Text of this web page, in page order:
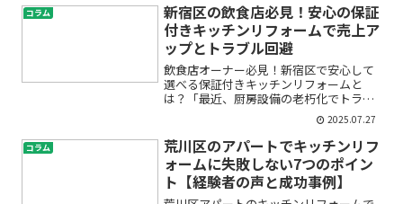
コラム
新宿区の飲食店必見！安心の保証
付きキッチンリフォームで売上ア
ップとトラブル回避
飲食店オーナー必見！新宿区で安心して
選べる保証付きキッチンリフォームと
は？「最近、厨房設備の老朽化でトラブ
ルが続いている」「キッチンを改修した
いけど、どこに頼めば安心なのか分から
ない」「リフォーム後に不具合が出たら
どうしよう…」──飲食店の...
2025.07.27
コラム
荒川区のアパートでキッチンリフ
ォームに失敗しない7つのポイン
ト【経験者の声と成功事例】